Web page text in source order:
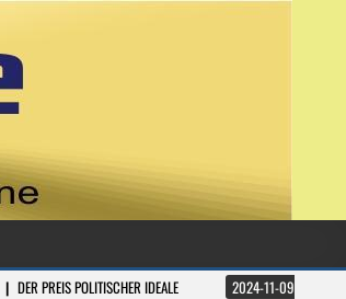
DER PREIS POLITISCHER IDEALE 2024-11-09